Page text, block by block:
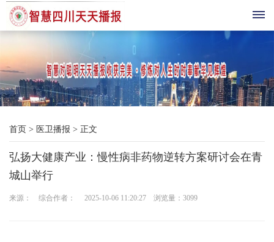
首
综
合
播
首页 > 医卫播报 > 正文
弘扬大健康产业：慢性病非药物逆转方案研讨会在青
城山举行
来源： 综合作者： 2025-10-06 11:20:27 浏览量： 3099